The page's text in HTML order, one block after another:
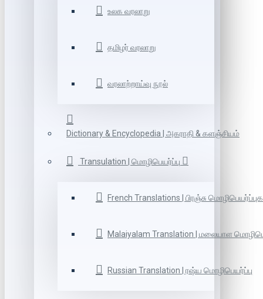
உலக வரலாறு
தமிழர் வரலாறு
வரலாற்றாய்வு நூல்
Dictionary & Encyclopedia | அகராதி & களஞ்சியம்
Transulation | மொழிபெயர்ப்பு
French Translations | பிரஞ்சு
Malaiyalam Translation | மலையாள
Russian Translation | ரஷ்ய மொழிபெயர்ப்பு